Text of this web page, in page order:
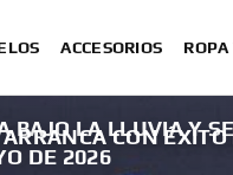
ACCESORIOS ROPA
CON
BAJO LA LLUVIA Y
DE 2026